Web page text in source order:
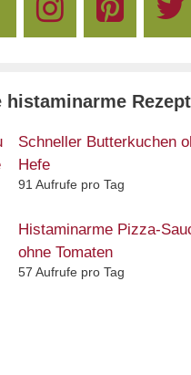
histaminarme
Schneller Butterkuchen
Hefe
91 Aufrufe pro Tag
Histaminarme Pizza-
ohne Tomaten
57 Aufrufe pro Tag